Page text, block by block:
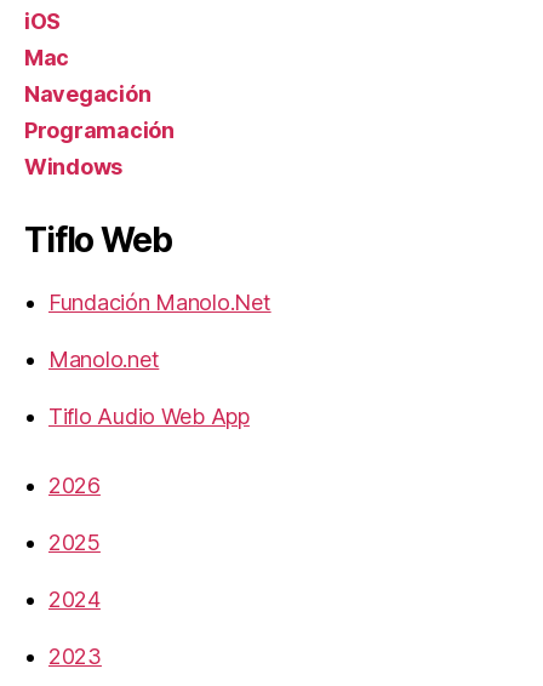
iOS
Mac
Navegación
Programación
Windows
Tiflo Web
Fundación Manolo.Net
Manolo.net
Tiflo Audio Web App
2026
2025
2024
2023